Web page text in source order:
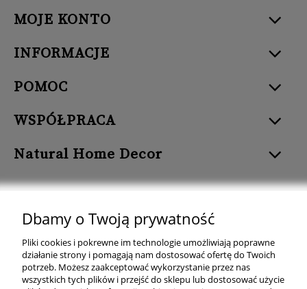
MOJE KONTO
INFORMACJE
POMOC
WSPÓŁPRACA
Natural Home Decor
Natural Home Decor | E-mail: sklep at naturalhomedecor.pl | Tel.:
507 707 299
| NIP: 7971800592 | REGON: 381429127
Copyright © 2026 - Naturalhomedecor.pl
Dbamy o Twoją prywatność
Pliki cookies i pokrewne im technologie umożliwiają poprawne
działanie strony i pomagają nam dostosować ofertę do Twoich
potrzeb. Możesz zaakceptować wykorzystanie przez nas
wszystkich tych plików i przejść do sklepu lub dostosować użycie